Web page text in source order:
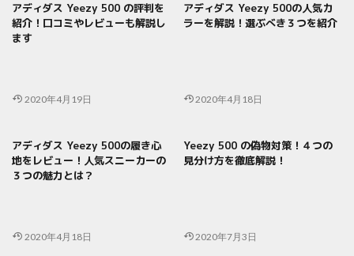
アディダス Yeezy 500 の評判を
紹介！口コミやレビューも解説し
ます
アディダス Yeezy 500の人気カ
ラーを解説！選ぶべき３つを紹介
2020年4月19日
アディダス Yeezy 500の履き心
地をレビュー！人気スニーカーの
３つの魅力とは？
2020年4月18日
Yeezy 500 の偽物対策！４つの
見分け方を徹底解説！
2020年4月18日 2020年7月3日